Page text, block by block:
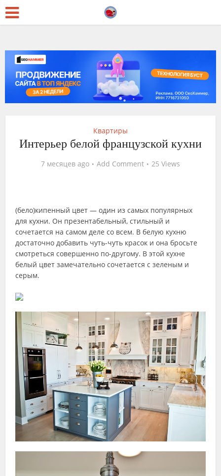
Квартиры
Интерьер белой французской кухни
7 месяцев ago Add Comment 25 Views
(бело)кипенный цвет — один из самых популярных
для кухни. Он презентабельный, стильный и
сочетается на самом деле со всем. В белую кухню
достаточно добавить чуть-чуть красок и она бросьте
смотреться совершенно по-другому. В этой кухне
белый цвет замечательно сочетается с зеленым и
серым.